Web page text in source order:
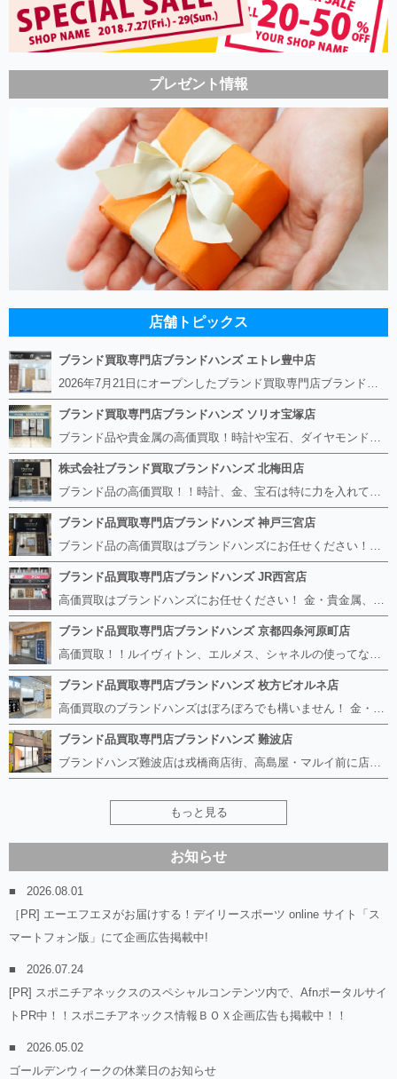
プレゼント情報
店舗トピックス
ブランド買取専門店ブランドハンズ エトレ豊中店
2026年7月21日にオープンしたブランド買取専門店ブランドハンズ エトレ豊中店です。 阪急豊中駅直結のショッピングモール エトレとよなかの１階に店舗がございます。 金・貴金属、ブランド品、時計、宝石などその他ブランド食器や美容機器、ブランド香水や化粧品などの取り扱いもございます。 熟練の鑑定士が親切・丁寧に接客、査定をさせていただきます。 査定だけでもOK。お気軽にご来店下さいませ！
ブランド買取専門店ブランドハンズ ソリオ宝塚店
ブランド品や貴金属の高価買取！時計や宝石、ダイヤモンドなど家に眠っているものがあったら捨てる前にブランドハンズへお越しください。 査定料は無料、お値段が付くものかお調べいたします！ 宅配買取もありますので使っていない古いルイヴィトンのバッグや財布、壊れているオメガの時計、千切れている金のネックレスや指輪、小型家電も取り扱っておりますのでお気軽にご利用下さい☆ その他ブランド食器、銀シルバー製品、美容機器、脱毛器、スマホなど幅広く取り扱っております！
株式会社ブランド買取ブランドハンズ 北梅田店
ブランド品の高価買取！！時計、金、宝石は特に力を入れています！ ルイヴィトン、シャネル、ロレックス、エルメスはもちろん、グッチ、プラダ、セリーヌ、フェンディなどなど、 その他ブランド食器、銀シルバー製品、美容機器、脱毛器、スマホなど幅広く取り扱っているので まずは無料査定にお越しください！ 手数料は全て無料！全国対応の宅配買取も行っておりますのでお気軽にご連絡下さい！
ブランド品買取専門店ブランドハンズ 神戸三宮店
ブランド品の高価買取はブランドハンズにお任せください！！ 高騰し続けている金・貴金属はもちろん、ルイヴィトン、エルメス、シャネル、ロレックスは特に力を入れております。 その他ブランド食器、銀シルバー製品、美容機器、脱毛器、スマホなど幅広く取り扱っております！ 鑑定士は経験豊富で親切丁寧な対応を心がけております。 鑑定書がないものでもしっかり見させて頂きます。
ブランド品買取専門店ブランドハンズ JR西宮店
高価買取はブランドハンズにお任せください！ 金・貴金属、ルイヴィトン、エルメス、シャネル、ロレックスは特に力を入れておりますが、 他店で断られたボロボロになったバッグや財布、壊れたブランド品、時計、千切れた貴金属もお買取り可能です。 経験豊富な鑑定士が宝石やダイヤモンドの鑑定書がないものでもしっかり見させて頂きます。 その他ブランド食器、銀シルバー製品、美容機器、脱毛器、スマホなど幅広く取り扱っております！ 是非お気軽にお越しください。
ブランド品買取専門店ブランドハンズ 京都四条河原町店
高価買取！！ルイヴィトン、エルメス、シャネルの使ってないものなど ブランドハンズならボロボロでも構いません。 他店に断られたものも当店ならお買取り可能です！ ロレックスやフェンディ、グッチも大歓迎です！ ブランド品や貴金属、時計、宝石、ダイヤモンドは特に高価買取ですのでお査定だけでもお待ちしております。
ブランド品買取専門店ブランドハンズ 枚方ビオルネ店
高価買取のブランドハンズはぼろぼろでも構いません！ 金・貴金属、ルイヴィトンやエルメス、シャネルの使ってないものはございませんか？ 他店に断られたものも当店ならお買取り可能です！ ロレックスやフェンディ、グッチも大歓迎！ ブランド品や貴金属、時計、宝石、ダイヤモンドは特に高価買取ですがブランド食器、スマホ、美容機器、銀製品など幅広く取り扱っております。
ブランド品買取専門店ブランドハンズ 難波店
ブランドハンズ難波店は戎橋商店街、高島屋・マルイ前に店舗があります！ ボロボロのルイヴィトン、エルメス、シャネルも高価買取！！ ぼろぼろのものでもブランドハンズなら高くお買取り致します！ ブランド香水や化粧品、動かない時計、ロレックスは特に高価買取です。 貴金属や宝石、ダイヤモンドの鑑定書がないものでもしっかり見させて頂きます。 是非お気軽にお越しください。
もっと見る
お知らせ
2026.08.01
［PR] エーエフエヌがお届けする！デイリースポーツ online サイト「ス
マートフォン版」にて企画広告掲載中!
2026.07.24
[PR] スポニチアネックスのスペシャルコンテンツ内で、Afnポータルサイ
トPR中！！スポニチアネックス情報ＢＯＸ企画広告も掲載中！！
2026.05.02
ゴールデンウィークの休業日のお知らせ